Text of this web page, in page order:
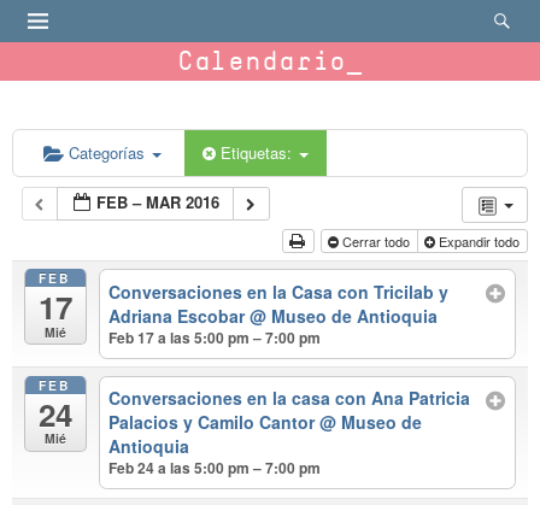
Calendario
Categorías Etiquetas:
FEB – MAR 2016
Cerrar todo Expandir todo
FEB
17
Mié
Conversaciones en la Casa con Tricilab y
Adriana Escobar@ Museo de Antioquia
Feb 17 a las 5:00 pm – 7:00 pm
FEB
24
Mié
Conversaciones en la casa con Ana Patricia
Palacios y Camilo Cantor@ Museo de
Antioquia
Feb 24 a las 5:00 pm – 7:00 pm